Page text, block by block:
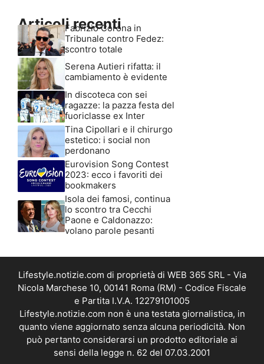
Articoli recenti
Fabrizio Corona in
Tribunale contro Fedez:
scontro totale
Serena Autieri rifatta: il
cambiamento è evidente
In discoteca con sei
ragazze: la pazza festa del
fuoriclasse ex Inter
Tina Cipollari e il chirurgo
estetico: i social non
perdonano
Eurovision Song Contest
2023: ecco i favoriti dei
bookmakers
Isola dei famosi, continua
lo scontro tra Cecchi
Paone e Caldonazzo:
volano parole pesanti
Lifestyle.notizie.com di proprietà di WEB 365 SRL - Via
Nicola Marchese 10, 00141 Roma (RM) - Codice Fiscale
e Partita I.V.A. 12279101005
Lifestyle.notizie.com non è una testata giornalistica, in
quanto viene aggiornato senza alcuna periodicità. Non
può pertanto considerarsi un prodotto editoriale ai
sensi della legge n. 62 del 07.03.2001